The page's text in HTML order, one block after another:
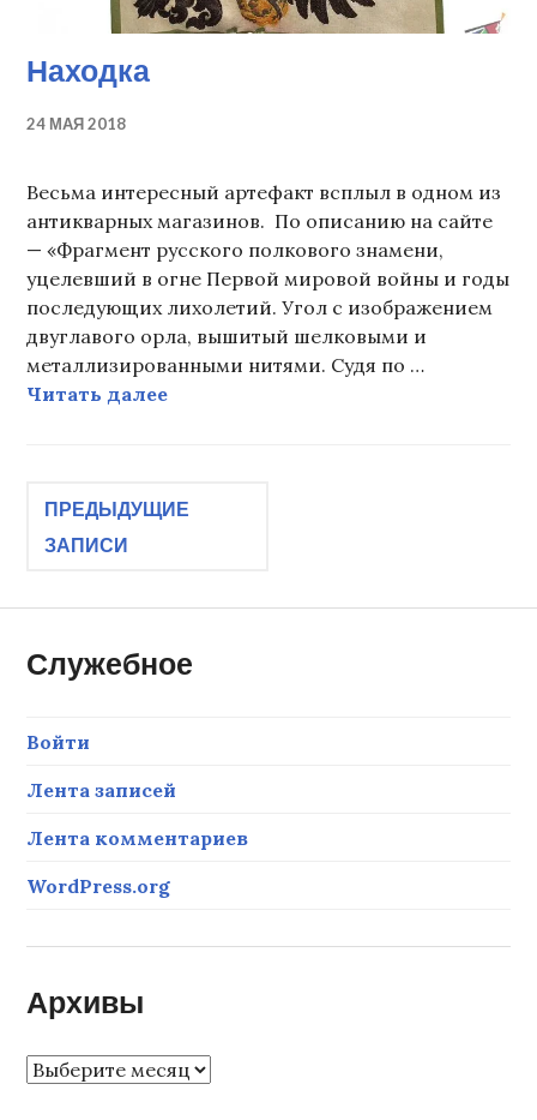
Находка
24 МАЯ 2018
Весьма интересный артефакт всплыл в одном из
антикварных магазинов. По описанию на сайте
— «Фрагмент русского полкового знамени,
уцелевший в огне Первой мировой войны и годы
последующих лихолетий. Угол с изображением
двуглавого орла, вышитый шелковыми и
металлизированными нитями. Судя по …
Читать далееНаходка
Навигация
записям
ПРЕДЫДУЩИЕ
ЗАПИСИ
Служебное
Войти
Лента записей
Лента комментариев
WordPress.org
Архивы
Архивы